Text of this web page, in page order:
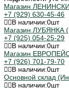
Магазин
+7 (929) 630-45-46
В наличии:0шт
Магазин ЛУБЯНКА
+7 (925) 054-25-29
В наличии:0шт
Магазин
+7 (926) 701-79-70
В наличии:0шт
Основной склад
В наличии:0шт